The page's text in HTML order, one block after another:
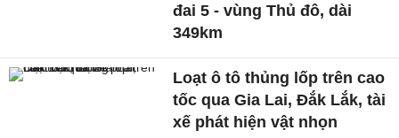
đai 5 - vùng Thủ đô, dài
349km
Loạt ô tô thủng lốp trên cao
tốc qua Gia Lai, Đắk Lắk, tài
xế phát hiện vật nhọn